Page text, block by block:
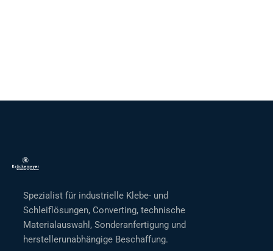
Spezialist für industrielle Klebe- und
Schleiflösungen, Converting, technische
Materialauswahl, Sonderanfertigung und
herstellerunabhängige Beschaffung.